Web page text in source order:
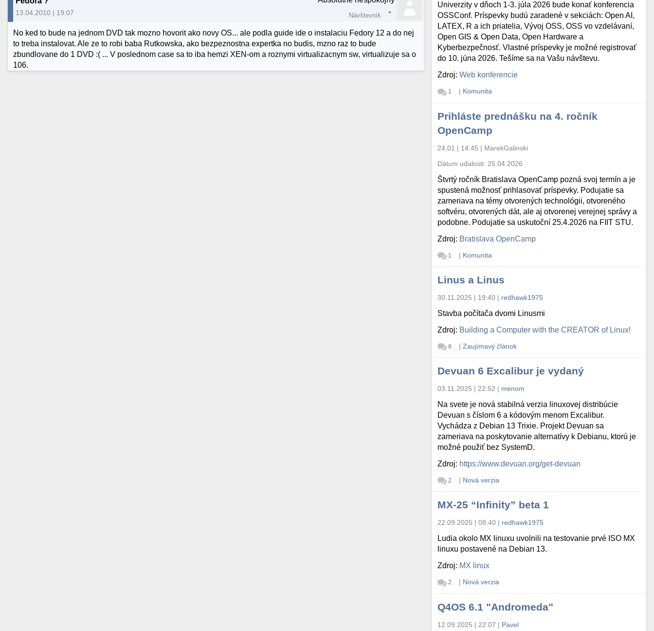
13.04.2010 | 19:07 Návštevník
No ked to bude na jednom DVD tak mozno hovorit ako novy OS... ale podla guide ide o instalaciu Fedory 12 a do nej
to treba instalovat. Ale ze to robi baba Rutkowska, ako bezpeznostna expertka no budis, mzno raz to bude
zbundlovane do 1 DVD :( ... V poslednom case sa to iba hemzi XEN-om a roznymi virtualizacnym sw, virtualizuje sa o
106.
Univerzity v dňoch 1-3. júla 2026 bude konať konferencia
OSSConf. Príspevky budú zaradené v sekciách: Open AI,
LATEX, R a ich priatelia, Vývoj OSS, OSS vo vzdelávaní,
Open GIS & Open Data, Open Hardware a
Kyberbezpečnosť. Vlastné príspevky je možné registrovať
do 10. júna 2026. Tešíme sa na Vašu návštevu.
Zdroj:Web konferencie
1 | Komunita
Prihláste prednášku na 4. ročník
OpenCamp
24.01 | 14:45 | MarekGalinski
Dátum udalosti: 25.04.2026
Štvrtý ročník Bratislava OpenCamp pozná svoj termín a je
spustená možnosť prihlasovať príspevky. Podujatie sa
zameriava na témy otvorených technológii, otvoreného
softvéru, otvorených dát, ale aj otvorenej verejnej správy a
podobne. Podujatie sa uskutoční 25.4.2026 na FIIT STU.
Zdroj: Bratislava OpenCamp
1 | Komunita
Linus a Linus
30.11.2025 | 19:40 | redhawk1975
Stavba počítača dvomi Linusmi
Zdroj: Building a Computer with the CREATOR of Linux!
8 | Zaujímavý článok
Devuan 6 Excalibur je vydaný
03.11.2025 | 22:52 | menom
Na svete je nová stabilná verzia linuxovej distribúcie
Devuan s číslom 6 a kódovým menom Excalibur.
Vychádza z Debian 13 Trixie. Projekt Devuan sa
zameriava na poskytovanie alternatívy k Debianu, ktorú je
možné použiť bez SystemD.
Zdroj: https://www.devuan.org/get-devuan
2 | Nová verzia
MX-25 “Infinity” beta 1
22.09.2025 | 08:40 | redhawk1975
Ludia okolo MX linuxu uvolnili na testovanie prvé ISO MX
linuxu postavené na Debian 13.
Zdroj: MX linux
2 | Nová verzia
Q4OS 6.1 "Andromeda"
12.09.2025 | 22:07 | Pavel